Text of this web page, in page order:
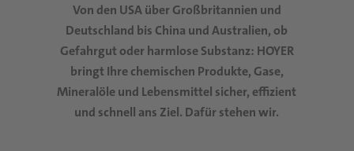
Von den USA über Großbritannien und
Deutschland bis China und Australien, ob
Gefahrgut oder harmlose Substanz: HOYER
bringt Ihre chemischen Produkte, Gase,
Mineralöle und Lebensmittel sicher, effizient
und schnell ans Ziel. Dafür stehen wir.